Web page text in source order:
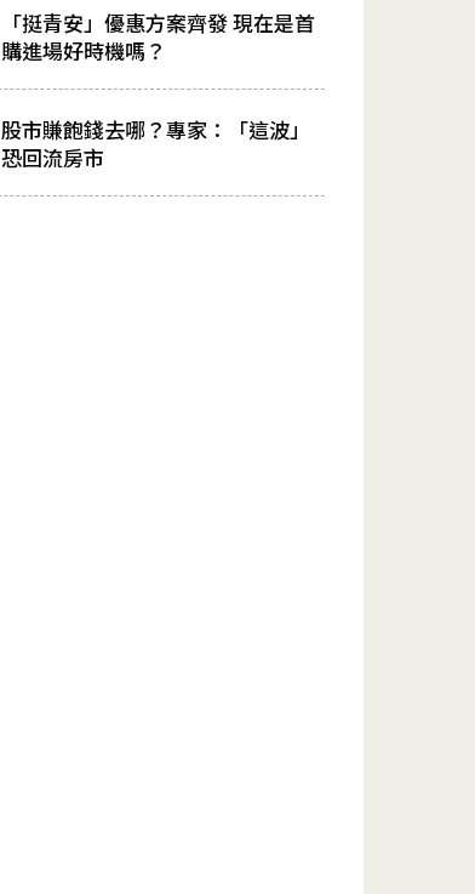
「挺青安」優惠方案齊發 現在是首
購進場好時機嗎？
股市賺飽錢去哪？專家：「這波」
恐回流房市